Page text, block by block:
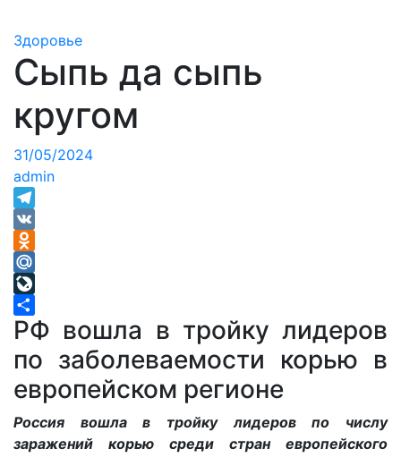
Здоровье
Сыпь да сыпь
кругом
31/05/2024
admin
Telegram
VK
Odnoklassniki
Mail.Ru
LiveJournal
Отправить
РФ вошла в тройку лидеров
по заболеваемости корью в
европейском регионе
Россия вошла в тройку лидеров по числу
заражений корью среди стран европейского